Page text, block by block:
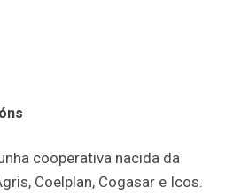
cooperativa nacida da
Coelplan, Cogasar e Icos.